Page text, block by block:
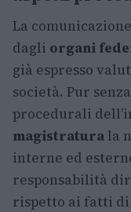
La
dagli organi
già espresso
società. Pur
procedurali
magistratura la
interne ed
responsabilità
rispetto ai fatti